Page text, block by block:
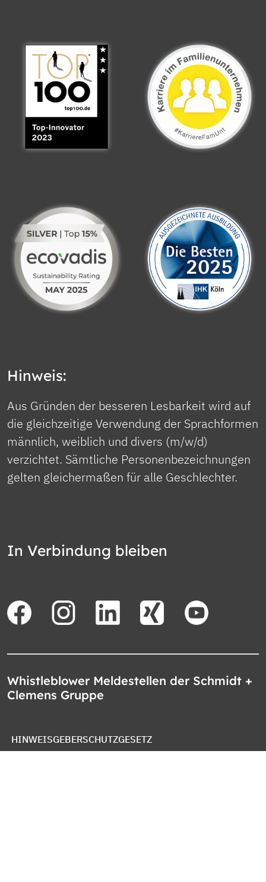
Hinweis:
Aus Gründen der besseren Lesbarkeit wird auf
die gleichzeitige Verwendung der Sprachformen
männlich, weiblich und divers (m/w/d)
verzichtet. Sämtliche Personenbezeichnungen
gelten gleichermaßen für alle Geschlechter.
In Verbindung bleiben
Whistleblower Meldestellen der Schmidt +
Clemens Gruppe
HINWEISGEBERSCHUTZGESETZ